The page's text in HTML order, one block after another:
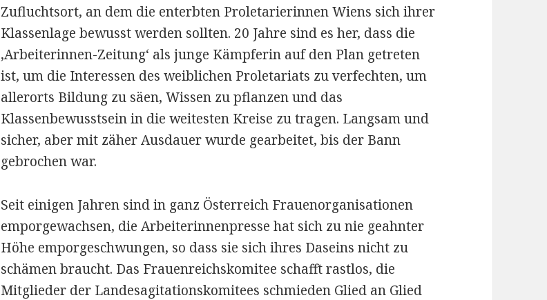
Zufluchtsort, an dem die enterbten Proletarierinnen Wiens sich ihrer
Klassenlage bewusst werden sollten. 20 Jahre sind es her, dass die
‚Arbeiterinnen-Zeitung‘ als junge Kämpferin auf den Plan getreten
ist, um die Interessen des weiblichen Proletariats zu verfechten, um
allerorts Bildung zu säen, Wissen zu pflanzen und das
Klassenbewusstsein in die weitesten Kreise zu tragen. Langsam und
sicher, aber mit zäher Ausdauer wurde gearbeitet, bis der Bann
gebrochen war.
Seit einigen Jahren sind in ganz Österreich Frauenorganisationen
emporgewachsen, die Arbeiterinnenpresse hat sich zu nie geahnter
Höhe emporgeschwungen, so dass sie sich ihres Daseins nicht zu
schämen braucht. Das Frauenreichskomitee schafft rastlos, die
Mitglieder der Landesagitationskomitees schmieden Glied an Glied